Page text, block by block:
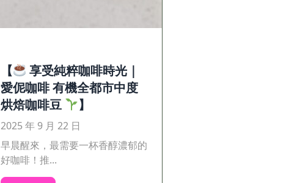
【
享受純粹咖啡時光｜
愛伲咖啡 有機全都市中度
烘焙咖啡豆
】
2025 年 9 月 22 日
早晨醒來，最需要一杯香醇濃郁的
好咖啡！推...